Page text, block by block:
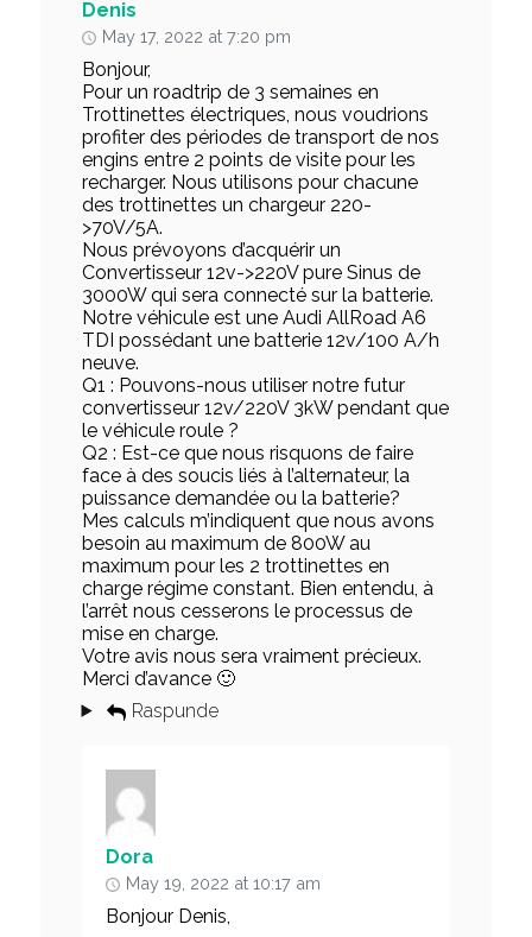
Denis
May 17, 2022 at 7:20 pm
Bonjour,
Pour un roadtrip de 3 semaines en
Trottinettes électriques, nous voudrions
profiter des périodes de transport de nos
engins entre 2 points de visite pour les
recharger. Nous utilisons pour chacune
des trottinettes un chargeur 220-
>70V/5A.
Nous prévoyons d’acquérir un
Convertisseur 12v->220V pure Sinus de
3000W qui sera connecté sur la batterie.
Notre véhicule est une Audi AllRoad A6
TDI possédant une batterie 12v/100 A/h
neuve.
Q1 : Pouvons-nous utiliser notre futur
convertisseur 12v/220V 3kW pendant que
le véhicule roule ?
Q2 : Est-ce que nous risquons de faire
face à des soucis liés à l’alternateur, la
puissance demandée ou la batterie?
Mes calculs m’indiquent que nous avons
besoin au maximum de 800W au
maximum pour les 2 trottinettes en
charge régime constant. Bien entendu, à
l’arrêt nous cesserons le processus de
mise en charge.
Votre avis nous sera vraiment précieux.
Merci d’avance 🙂
Raspunde
Dora
May 19, 2022 at 10:17 am
Bonjour Denis,